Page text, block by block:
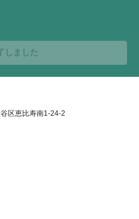
しました
区恵比寿南1-24-2